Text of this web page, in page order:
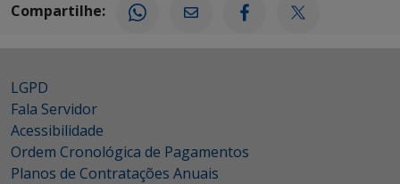
Compartilhe:
LGPD
Fala Servidor
Acessibilidade
Ordem Cronológica de Pagamentos
Planos de Contratações Anuais